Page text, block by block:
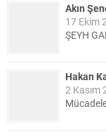
Akın
17 Ekim
ŞEYH
Hakan
2 Kasım